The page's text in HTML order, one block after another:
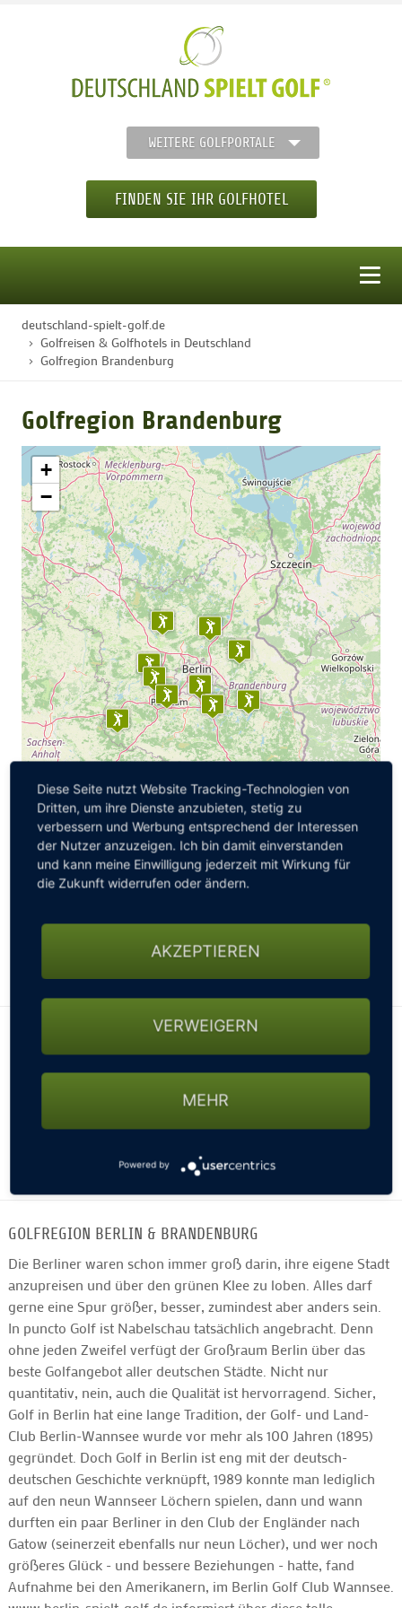
WEITERE GOLFPORTALE
FINDEN SIE IHR GOLFHOTEL
STARTSEITE
GOLFARRANGEMENTS
GOLF CARD
GOLF & WOMO
MALLORCA GOLFWOCHE
GOLF NEWS
deutschland-spielt-golf.de
Golfreisen & Golfhotels in Deutschland
Golfregion Brandenburg
Golfregion Brandenburg
+
−
Leaflet|©OpenStreetMap
PRECISE RESORT BAD SAAROW AM SCHARMÜTZELSEE
PRECISE RESORT BAD SAAROWEine außergewöhnliche
perfekten Urlaub am Scharmützelsee. Am Ufer ...
GOLFREGION BERLIN & BRANDENBURG
Die Berliner waren schon immer groß darin, ihre eigene Stadt
anzupreisen und über den grünen Klee zu loben. Alles darf
gerne eine Spur größer, besser, zumindest aber anders sein.
In puncto Golf ist Nabelschau tatsächlich angebracht. Denn
ohne jeden Zweifel verfügt der Großraum Berlin über das
beste Golfangebot aller deutschen Städte. Nicht nur
quantitativ, nein, auch die Qualität ist hervorragend. Sicher,
Golf in Berlin hat eine lange Tradition, der Golf- und Land-
Club Berlin-Wannsee wurde vor mehr als 100 Jahren (1895)
gegründet. Doch Golf in Berlin ist eng mit der deutsch-
deutschen Geschichte verknüpft, 1989 konnte man lediglich
auf den neun Wannseer Löchern spielen, dann und wann
durften ein paar Berliner in den Club der Engländer nach
Gatow (seinerzeit ebenfalls nur neun Löcher), und wer noch
größeres Glück - und bessere Beziehungen - hatte, fand
Aufnahme bei den Amerikanern, im Berlin Golf Club Wannsee.
Diese Seite nutzt Website Tracking-Technologien von
Dritten, um ihre Dienste anzubieten, stetig zu
verbessern und Werbung entsprechend der Interessen
der Nutzer anzuzeigen. Ich bin damit einverstanden
und kann meine Einwilligung jederzeit mit Wirkung für
die Zukunft widerrufen oder ändern.
AKZEPTIEREN
VERWEIGERN
MEHR
Powered by